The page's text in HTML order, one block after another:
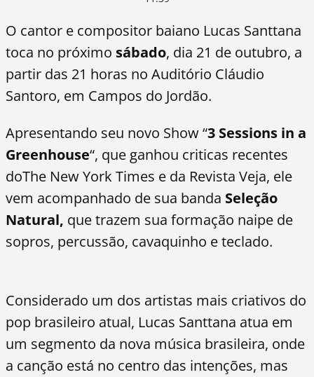
O cantor e compositor baiano Lucas Santtana
toca no próximo sábado, dia 21 de outubro, a
partir das 21 horas no Auditório Cláudio
Santoro, em Campos do Jordão.
Apresentando seu novo Show “3 Sessions in a
Greenhouse“, que ganhou criticas recentes
doThe New York Times e da Revista Veja, ele
vem acompanhado de sua banda Seleção
Natural, que trazem sua formação naipe de
sopros, percussão, cavaquinho e teclado.
Considerado um dos artistas mais criativos do
pop brasileiro atual, Lucas Santtana atua em
um segmento da nova música brasileira, onde
a canção está no centro das intenções, mas